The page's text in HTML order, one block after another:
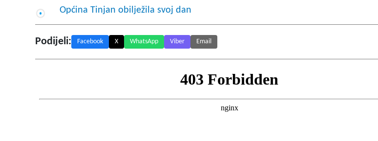
Općina Tinjan obilježila svoj dan
Podijeli: Facebook X WhatsApp Viber Email